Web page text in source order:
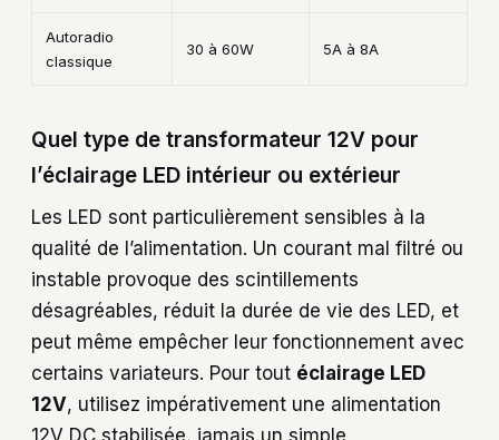
Autoradio
classique
30 à 60W 5A à 8A
Quel type de transformateur 12V pour
l’éclairage LED intérieur ou extérieur
Les LED sont particulièrement sensibles à la
qualité de l’alimentation. Un courant mal filtré ou
instable provoque des scintillements
désagréables, réduit la durée de vie des LED, et
peut même empêcher leur fonctionnement avec
certains variateurs. Pour tout éclairage LED
12V, utilisez impérativement une alimentation